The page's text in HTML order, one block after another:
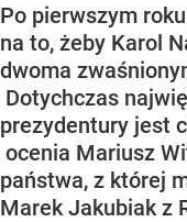
Po pierwszym
na to, żeby Karol
dwoma
Dotychczas
prezydentury jest
ocenia Mariusz
państwa, z której
Marek Jakubiak z